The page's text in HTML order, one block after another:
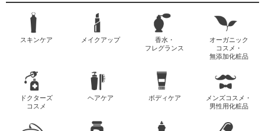
スキンケア メイクアップ
香水・
フレグランス
オーガニック
コスメ・
無添加化粧品
ドクターズ
コスメ
ヘアケア ボディケア
メンズコスメ・
男性用化粧品